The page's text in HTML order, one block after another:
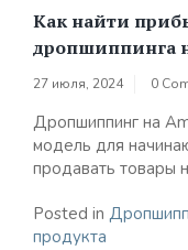
Как найти
дропшиппинга
27 июля, 2024 0
Дропшиппинг на
модель для
продавать товары
Posted in
продукта